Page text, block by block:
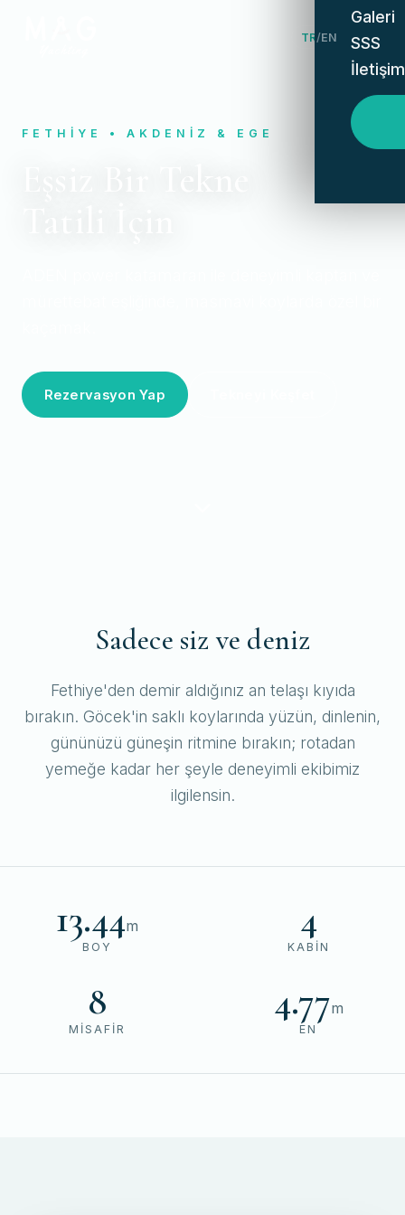
Galeri
SSS
İletişim
TR /EN
FETHIYE • AKDENIZ & EGE
Rezervasyon Yap
Sadece siz ve deniz
Fethiye'den demir aldığınız an telaşı kıyıda
bırakın. Göcek'in saklı koylarında yüzün, dinlenin,
gününüzü güneşin ritmine bırakın; rotadan
yemeğe kadar her şeyle deneyimli ekibimiz
ilgilensin.
13.44m
BOY
4
KABIN
8
MISAFIR
4.77m
EN